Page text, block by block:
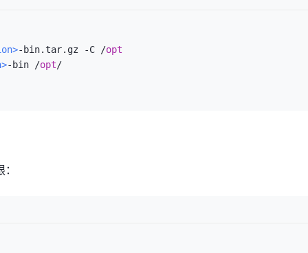
-bin.tar.gz -C /opt
-bin /opt/